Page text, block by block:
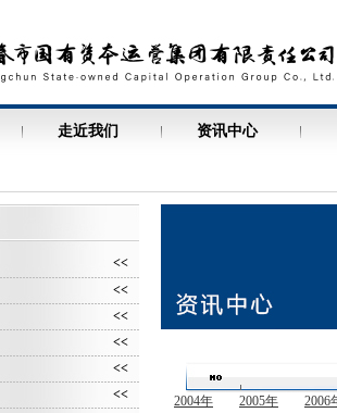
走近我们 资讯中心
<<
<<
<<
<<
<<
<<
2004年 2005年 2006